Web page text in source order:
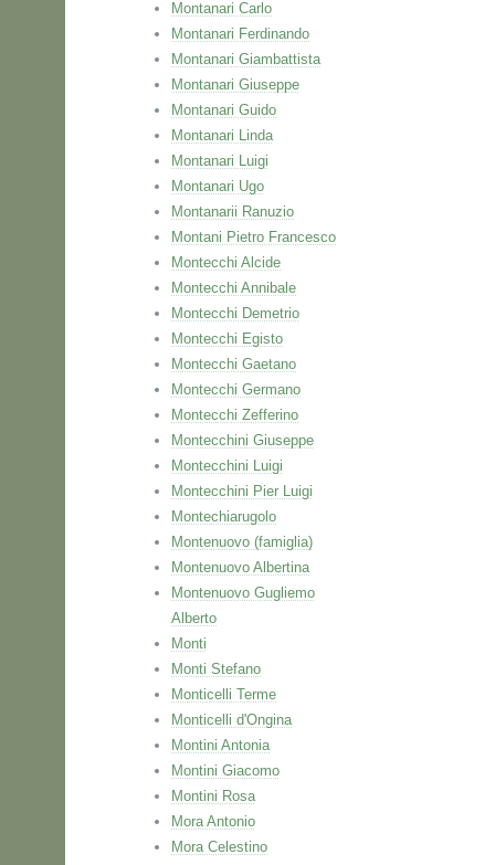
Montanari Carlo
Montanari Ferdinando
Montanari Giambattista
Montanari Giuseppe
Montanari Guido
Montanari Linda
Montanari Luigi
Montanari Ugo
Montanarii Ranuzio
Montani Pietro Francesco
Montecchi Alcide
Montecchi Annibale
Montecchi Demetrio
Montecchi Egisto
Montecchi Gaetano
Montecchi Germano
Montecchi Zefferino
Montecchini Giuseppe
Montecchini Luigi
Montecchini Pier Luigi
Montechiarugolo
Montenuovo (famiglia)
Montenuovo Albertina
Montenuovo Gugliemo
Alberto
Monti
Monti Stefano
Monticelli Terme
Monticelli d'Ongina
Montini Antonia
Montini Giacomo
Montini Rosa
Mora Antonio
Mora Celestino